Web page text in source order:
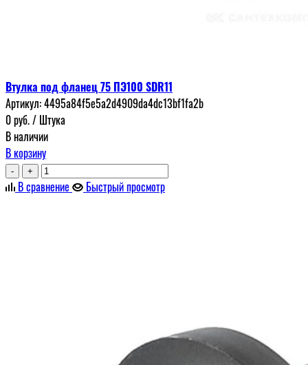
Втулка под фланец 75 ПЭ100 SDR11
Артикул:4495a84f5e5a2d4909da4dc13bf1fa2b
0руб./ Штука
В наличии
В корзину
- +
В сравнение Быстрый просмотр